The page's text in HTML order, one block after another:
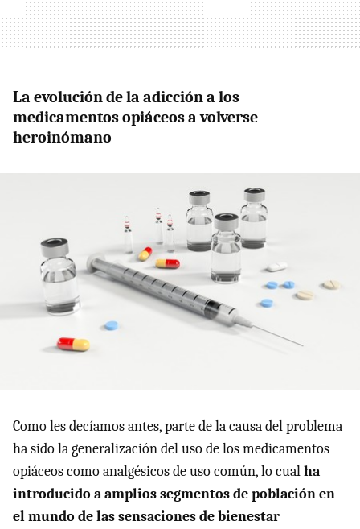
La evolución de la adicción a los
medicamentos opiáceos a volverse
heroinómano
Como les decíamos antes, parte de la causa del problema
ha sido la generalización del uso de los medicamentos
opiáceos como analgésicos de uso común, lo cualha
introducido a amplios segmentos de población en
el mundo de las sensaciones de bienestar